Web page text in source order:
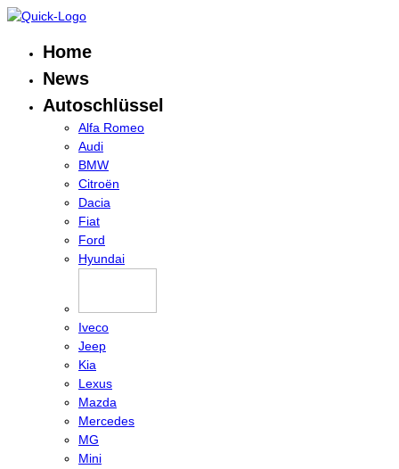
Home
News
Autoschlüssel
Alfa Romeo
Audi
BMW
Citroën
Dacia
Fiat
Ford
Hyundai
Iveco
Jeep
Kia
Lexus
Mazda
Mercedes
MG
Mini